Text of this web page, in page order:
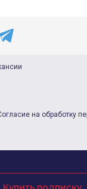
на обработку